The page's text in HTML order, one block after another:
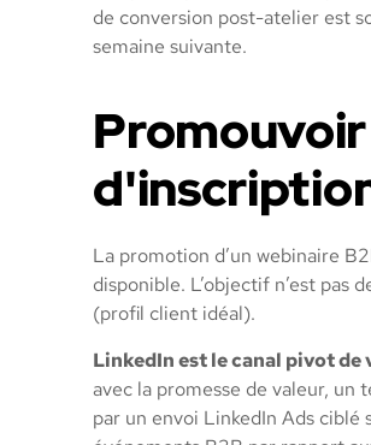
de conversion post-atelier est
semaine suivante.
La promotion d’un webinaire
disponible. L’objectif n’est
(profil client idéal).
LinkedIn est le canal pivot
avec la promesse de valeur,
par un envoi LinkedIn Ads